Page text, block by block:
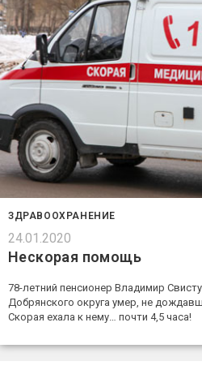
ЗДРАВООХРАНЕНИЕ
24.01.2020
Нескорая помощь
78-летний пенсионер Владимир
Добрянского округа умер, не
Скорая ехала к нему… почти 4,5 часа!